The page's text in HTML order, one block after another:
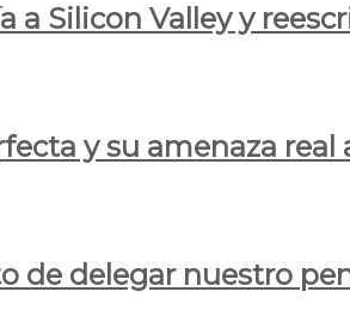
Silicon Valley y
y su amenaza real
de delegar nuestro